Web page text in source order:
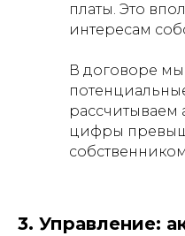
платы. Это
интересам
В договоре
рассчитываем
цифры
3. Управление: